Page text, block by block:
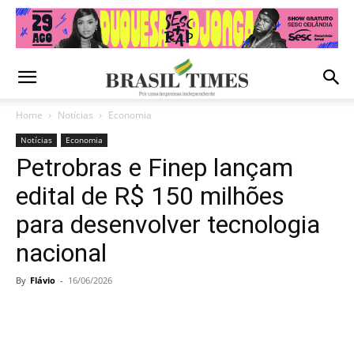
Home Notícias Economia
Notícias Economia
Petrobras e Finep lançam
edital de R$ 150 milhões
para desenvolver tecnologia
nacional
By Flávio - 16/06/2026